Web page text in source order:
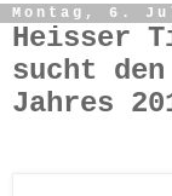
Montag, 6.
Heisser
sucht
Jahres